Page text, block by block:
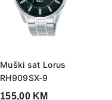
Muški sat Lorus
RH909SX-9
155,00 KM